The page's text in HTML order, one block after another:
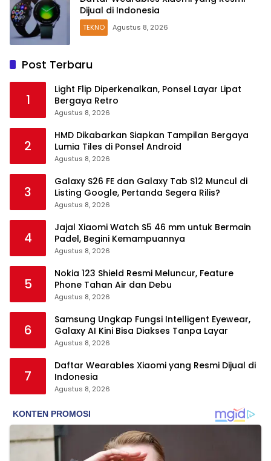
Dijual di Indonesia
TEKNO Agustus 8, 2026
Post Terbaru
1
Light Flip Diperkenalkan, Ponsel Layar Lipat
Bergaya Retro
Agustus 8, 2026
2
HMD Dikabarkan Siapkan Tampilan Bergaya
Lumia Tiles di Ponsel Android
Agustus 8, 2026
3
Galaxy S26 FE dan Galaxy Tab S12 Muncul di
Listing Google, Pertanda Segera Rilis?
Agustus 8, 2026
4
Jajal Xiaomi Watch S5 46 mm untuk Bermain
Padel, Begini Kemampuannya
Agustus 8, 2026
5
Nokia 123 Shield Resmi Meluncur, Feature
Phone Tahan Air dan Debu
Agustus 8, 2026
6
Samsung Ungkap Fungsi Intelligent Eyewear,
Galaxy AI Kini Bisa Diakses Tanpa Layar
Agustus 8, 2026
7
Daftar Wearables Xiaomi yang Resmi Dijual di
Indonesia
Agustus 8, 2026